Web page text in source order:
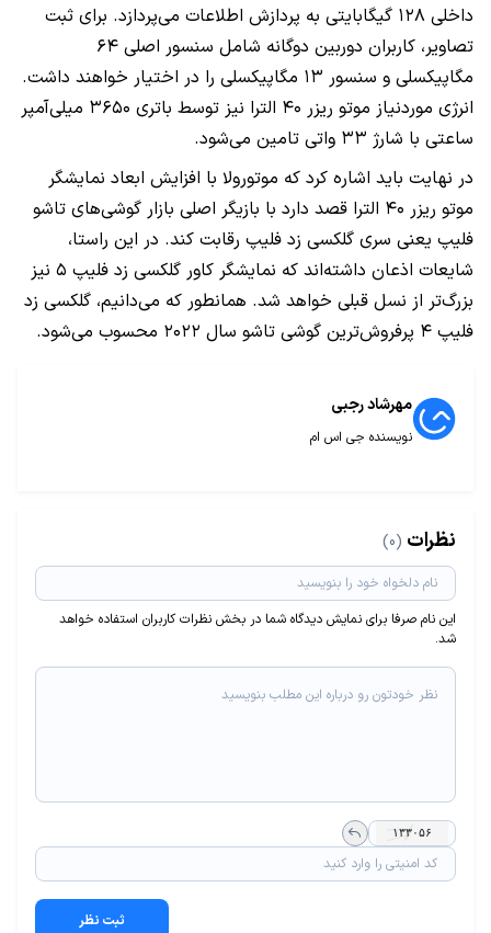
داخلی ۱۲۸ گیگابایتی به پردازش اطلاعات می‌پردازد. برای ثبت
تصاویر، کاربران دوربین دوگانه شامل سنسور اصلی ۶۴
مگاپیکسلی و سنسور ۱۳ مگاپیکسلی را در اختیار خواهند داشت.
انرژی موردنیاز موتو ریزر ۴۰ الترا نیز توسط باتری ۳۶۵۰ میلی‌آمپر
ساعتی با شارژ ۳۳ واتی تامین می‌شود.
در نهایت باید اشاره کرد که موتورولا با افزایش ابعاد نمایشگر
موتو ریزر ۴۰ الترا قصد دارد با بازیگر اصلی بازار گوشی‌های تاشو
فلیپ یعنی سری گلکسی زد فلیپ رقابت کند. در این راستا،
شایعات اذعان داشته‌اند که نمایشگر کاور گلکسی زد فلیپ ۵ نیز
بزرگ‌تر از نسل قبلی خواهد شد. همانطور که می‌دانیم، گلکسی زد
فلیپ ۴ پرفروش‌ترین گوشی تاشو سال ۲۰۲۲ محسوب می‌شود.
مهرشاد رجبی
نویسنده جی اس ام
نظرات (0)
این نام صرفا برای نمایش دیدگاه شما در بخش نظرات کاربران استفاده خواهد
شد.
ثبت نظر